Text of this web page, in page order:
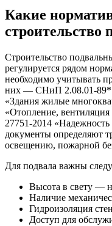
Какие
строительство
Строительство
регулируется рядом
необходимо учитывать
них — СНиП 2.08.01-89*
«Здания жилые
«Отопление,
27751-2014
документы определяют
освещению, пожарной
Для подвала важны
Высота в свету —
Наличие
Гидроизоляция
Доступ для